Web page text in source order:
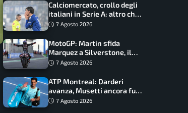
Calciomercato, crollo degli
italiani in Serie A: altro che
svolta dopo il Mondiale
7 Agosto 2026
MotoGP: Martin sfida
Marquez a Silverstone, il
programma e gli orari
7 Agosto 2026
ATP Montreal: Darderi
avanza, Musetti ancora fuori
con Jodar
7 Agosto 2026